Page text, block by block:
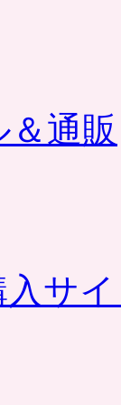
通販
サ